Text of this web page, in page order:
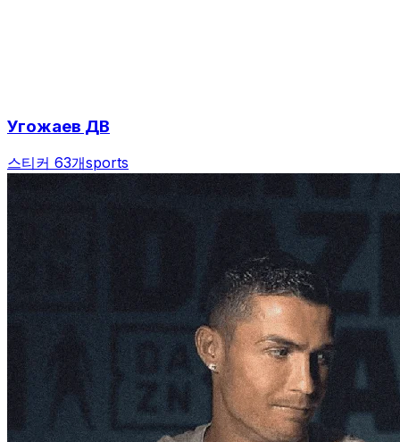
Угожаев ДВ
스티커 63개sports